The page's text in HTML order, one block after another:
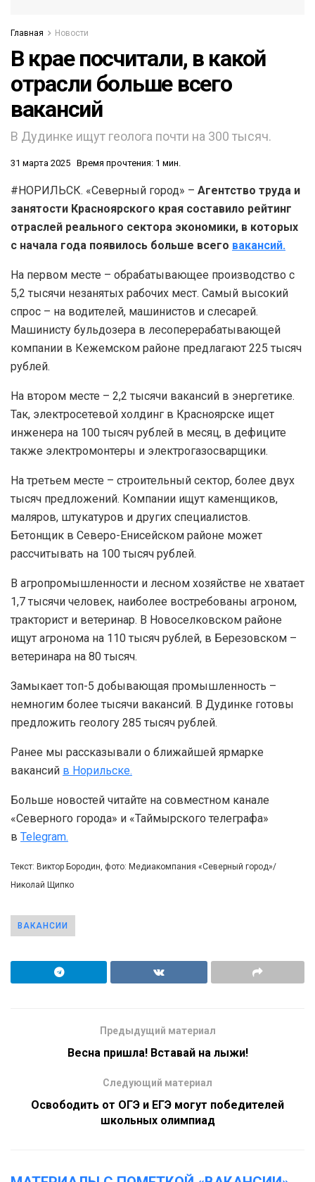
Главная Новости
В крае посчитали, в какой
отрасли больше всего
вакансий
В Дудинке ищут геолога почти на 300 тысяч.
31 марта 2025 Время прочтения: 1 мин.
#НОРИЛЬСК. «Северный город» – Агентство труда и
занятости Красноярского края составило рейтинг
отраслей реального сектора экономики, в которых
с начала года появилось больше всего вакансий.
На первом месте – обрабатывающее производство с
5,2 тысячи незанятых рабочих мест. Самый высокий
спрос – на водителей, машинистов и слесарей.
Машинисту бульдозера в лесоперерабатывающей
компании в Кежемском районе предлагают 225 тысяч
рублей.
На втором месте – 2,2 тысячи вакансий в энергетике.
Так, электросетевой холдинг в Красноярске ищет
инженера на 100 тысяч рублей в месяц, в дефиците
также электромонтеры и электрогазосварщики.
На третьем месте – строительный сектор, более двух
тысяч предложений. Компании ищут каменщиков,
маляров, штукатуров и других специалистов.
Бетонщик в Северо-Енисейском районе может
рассчитывать на 100 тысяч рублей.
В агропромышленности и лесном хозяйстве не хватает
1,7 тысячи человек, наиболее востребованы агроном,
тракторист и ветеринар. В Новоселковском районе
ищут агронома на 110 тысяч рублей, в Березовском –
ветеринара на 80 тысяч.
Замыкает топ-5 добывающая промышленность –
немногим более тысячи вакансий. В Дудинке готовы
предложить геологу 285 тысяч рублей.
Ранее мы рассказывали о ближайшей ярмарке
вакансий в Норильске.
Больше новостей читайте на совместном канале
«Северного города» и «Таймырского телеграфа»
в Telegram.
Текст: Виктор Бородин, фото: Медиакомпания «Северный город»/
Николай Щипко
ВАКАНСИИ
Предыдущий материал
Весна пришла! Вставай на лыжи!
Следующий материал
Освободить от ОГЭ и ЕГЭ могут победителей
школьных олимпиад